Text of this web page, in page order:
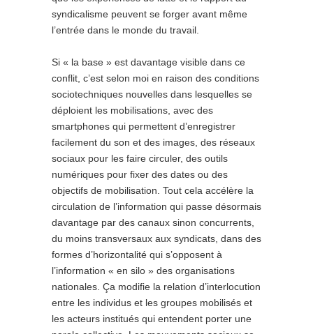
syndicalisme peuvent se forger avant même
l’entrée dans le monde du travail.
Si « la base » est davantage visible dans ce
conflit, c’est selon moi en raison des conditions
sociotechniques nouvelles dans lesquelles se
déploient les mobilisations, avec des
smartphones qui permettent d’enregistrer
facilement du son et des images, des réseaux
sociaux pour les faire circuler, des outils
numériques pour fixer des dates ou des
objectifs de mobilisation. Tout cela accélère la
circulation de l’information qui passe désormais
davantage par des canaux sinon concurrents,
du moins transversaux aux syndicats, dans des
formes d’horizontalité qui s’opposent à
l’information « en silo » des organisations
nationales. Ça modifie la relation d’interlocution
entre les individus et les groupes mobilisés et
les acteurs institués qui entendent porter une